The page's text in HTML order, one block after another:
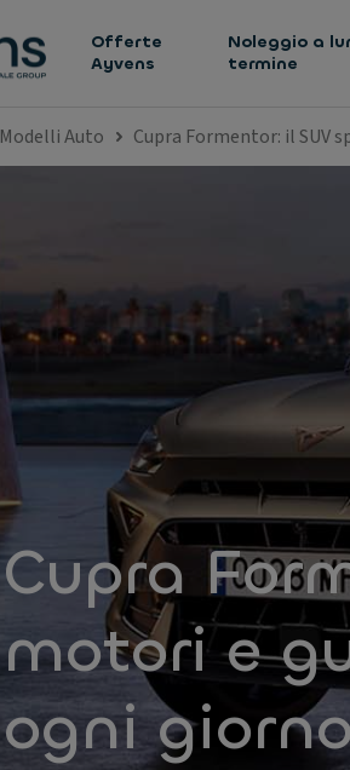
Offerte
Ayvens
Noleggio a
termine
Modelli Auto Cupra Formentor: il SUV
Cupra
motori e
ogni